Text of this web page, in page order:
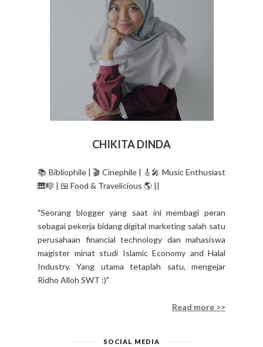
CHIKITA DINDA
📚 Bibliophile | 🎬 Cinephile | 🎸🎤 Music Enthusiast
🎹🎼 | 🍱 Food & Travelicious 🌎 ||
"Seorang blogger yang saat ini membagi peran
sebagai pekerja bidang digital marketing salah satu
perusahaan financial technology dan mahasiswa
magister minat studi Islamic Economy and Halal
Industry. Yang utama tetaplah satu, mengejar
Ridho Alloh SWT :)"
Read more >>
SOCIAL MEDIA